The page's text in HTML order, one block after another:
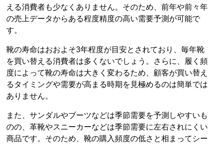
える消費者も少なくありません。そのため、前年や前々年
の売上データからある程度精度の高い需要予測が可能で
す。
靴の寿命はおおよそ3年程度が目安とされており、毎年靴
を買い替える消費者は多くないでしょう。さらに、履く頻
度によって靴の寿命は大きく変わるため、顧客が買い替え
るタイミングや需要が高まる時期を見極めるのは簡単では
ありません。
また、サンダルやブーツなどは季節需要を予測しやすいも
のの、革靴やスニーカーなどは季節需要に左右されにくい
商品です。そのため、靴の購入頻度の低さと相まってシー